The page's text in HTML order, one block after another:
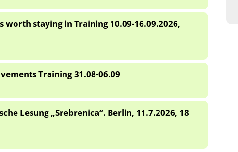
worth staying in Training 10.09-16.09.2026,
Training 31.08-06.09
Lesung „Srebrenica“. Berlin, 11.7.2026, 18